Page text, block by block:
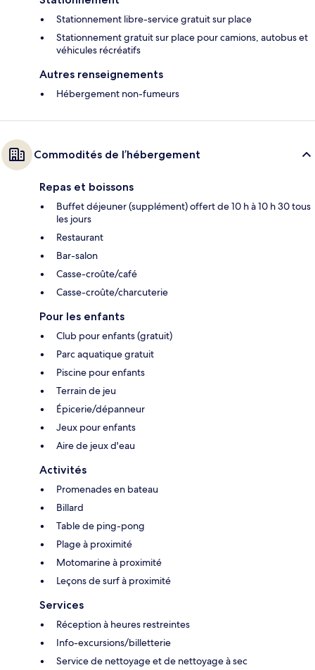
Stationnement libre-service gratuit sur place
Stationnement gratuit sur place pour camions, autobus et
véhicules récréatifs
Autres renseignements
Hébergement non-fumeurs
Commodités de l’hébergement
Repas et boissons
Buffet déjeuner (supplément) offert de 10 h à 10 h 30 tous
les jours
Restaurant
Bar-salon
Casse-croûte/café
Casse-croûte/charcuterie
Pour les enfants
Club pour enfants (gratuit)
Parc aquatique gratuit
Piscine pour enfants
Terrain de jeu
Épicerie/dépanneur
Jeux pour enfants
Aire de jeux d'eau
Activités
Promenades en bateau
Billard
Table de ping-pong
Plage à proximité
Motomarine à proximité
Leçons de surf à proximité
Services
Réception à heures restreintes
Info-excursions/billetterie
Service de nettoyage et de nettoyage à sec